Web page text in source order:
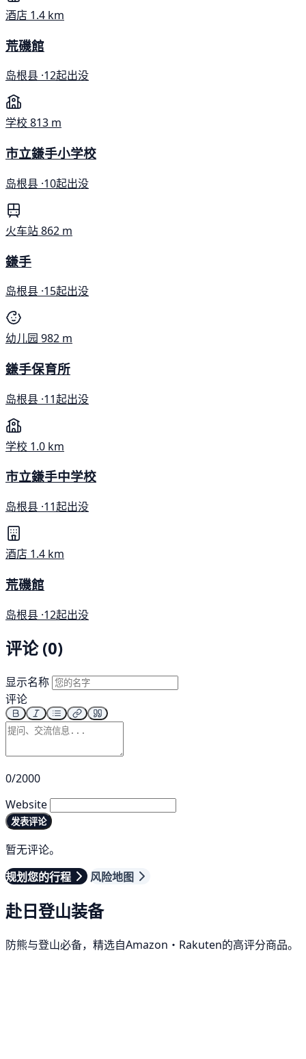
酒店 1.4 km
荒磯館
岛根县 ·12起出没
学校813 m
市立鎌手小学校
岛根县 ·10起出没
火车站862 m
鎌手
岛根县 ·15起出没
幼儿园 982 m
鎌手保育所
岛根县 ·11起出没
学校 1.0 km
市立鎌手中学校
岛根县 ·11起出没
酒店 1.4 km
荒磯館
岛根县 ·12起出没
评论 (0)
显示名称
评论
0/2000
Website
发表评论
暂无评论。
规划您的行程
风险地图
赴日登山装备
防熊与登山必备，精选自Amazon・Rakuten的高评分商品。